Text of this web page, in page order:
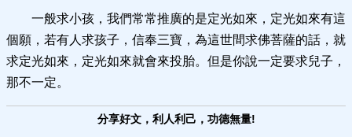
一般求小孩，我們常常推廣的是定光如來，定光如來有這
個願，若有人求孩子，信奉三寶，為這世間求佛菩薩的話，就
求定光如來，定光如來就會來投胎。但是你說一定要求兒子，
那不一定。
分享好文，利人利己，功德無量!